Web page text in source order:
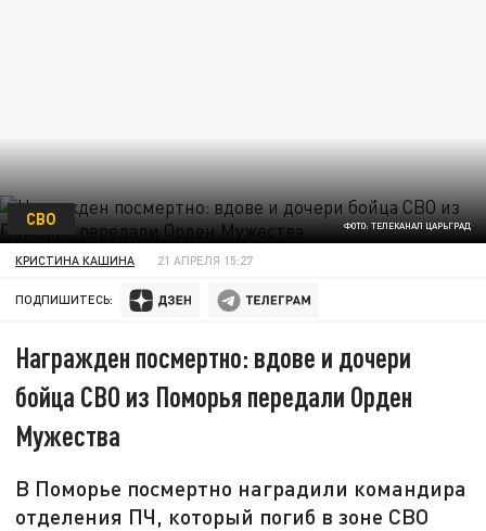
ФОТО: ТЕЛЕКАНАЛ ЦАРЬГРАД
СВО
КРИСТИНА КАШИНА 21 АПРЕЛЯ 15:27
ПОДПИШИТЕСЬ:
Награжден посмертно: вдове и дочери
бойца СВО из Поморья передали Орден
Мужества
В Поморье посмертно наградили командира
отделения ПЧ, который погиб в зоне СВО